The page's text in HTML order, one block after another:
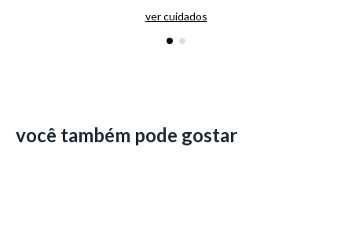
ver cuidados
você também pode gostar